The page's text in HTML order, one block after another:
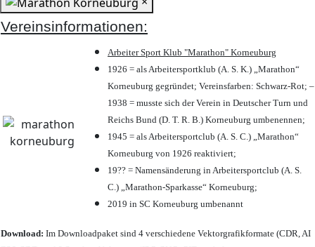
Vereinsinformationen:
Arbeiter Sport Klub "Marathon" Korneuburg
1926 = als Arbeitersportklub (A. S. K.) „Marathon“
Korneuburg gegründet; Vereinsfarben: Schwarz-Rot; –
1938 = musste sich der Verein in Deutscher Turn und
Reichs Bund (D. T. R. B.) Korneuburg umbenennen;
1945 = als Arbeitersportclub (A. S. C.) „Marathon“
Korneuburg von 1926 reaktiviert;
19?? = Namensänderung in Arbeitersportclub (A. S.
C.) „Marathon-Sparkasse“ Korneuburg;
2019 in SC Korneuburg umbenannt
Download: Im Downloadpaket sind 4 verschiedene Vektorgrafikformate (CDR, AI